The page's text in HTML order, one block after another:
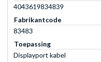
4043619834839
Fabrikantcode
83483
Toepassing
Displayport kabel